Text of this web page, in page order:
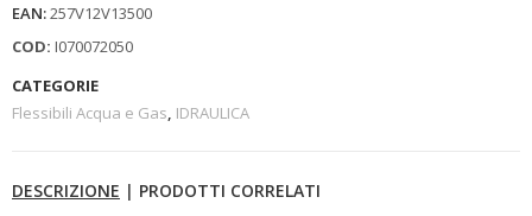
EAN:257V12V13500
COD: I070072050
CATEGORIE
Flessibili Acqua e Gas, IDRAULICA
DESCRIZIONE | PRODOTTI CORRELATI